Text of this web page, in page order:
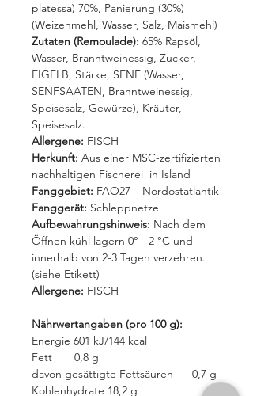
platessa) 70%, Panierung (30%)
(Weizenmehl, Wasser, Salz, Maismehl)
Zutaten (Remoulade): 65% Rapsöl,
Wasser, Branntweinessig, Zucker,
EIGELB, Stärke, SENF (Wasser,
SENFSAATEN, Branntweinessig,
Speisesalz, Gewürze), Kräuter,
Speisesalz.
Allergene: FISCH
Herkunft: Aus einer MSC-zertifizierten
nachhaltigen Fischerei in Island
Fanggebiet: FAO27 – Nordostatlantik
Fanggerät: Schleppnetze
Aufbewahrungshinweis: Nach dem
Öffnen kühl lagern 0° - 2 °C und
innerhalb von 2-3 Tagen verzehren.
(siehe Etikett)
Allergene: FISCH
Nährwertangaben (pro 100 g):
Energie 601 kJ/144 kcal
Fett 0,8 g
davon gesättigte Fettsäuren 0,7 g
Kohlenhydrate 18,2 g